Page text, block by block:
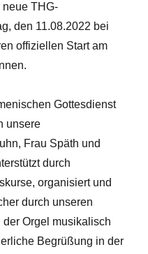
neue THG-
den 11.08.2022 bei
offiziellen Start am
Gottesdienst
unsere
Frau Späth und
durch
organisiert und
durch unseren
Orgel musikalisch
Begrüßung in der